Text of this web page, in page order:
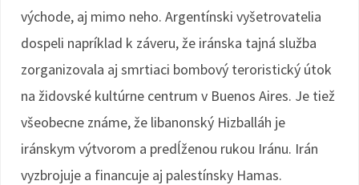
východe, aj mimo neho. Argentínski vyšetrovatelia
dospeli napríklad k záveru, že iránska tajná služba
zorganizovala aj smrtiaci bombový teroristický útok
na židovské kultúrne centrum v Buenos Aires. Je tiež
všeobecne známe, že libanonský Hizballáh je
iránskym výtvorom a predĺženou rukou Iránu. Irán
vyzbrojuje a financuje aj palestínsky Hamas.